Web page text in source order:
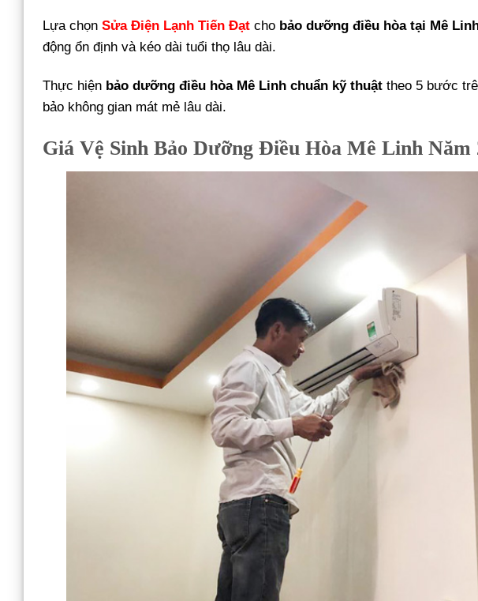
Lựa chọn Sửa Điện Lạnh Tiến Đạt cho bảo dưỡng điều hòa tại Mê
động ổn định và kéo dài tuổi thọ lâu dài.
Thực hiện bảo dưỡng điều hòa Mê Linh chuẩn kỹ thuật theo 5 bước
bảo không gian mát mẻ lâu dài.
Giá Vệ Sinh Bảo Dưỡng Điều Hòa Mê Linh Năm